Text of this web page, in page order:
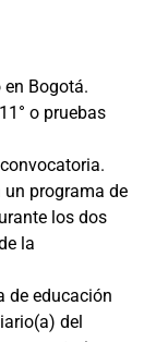
Bogotá.
o pruebas
programa de
los dos
la
de educación
del